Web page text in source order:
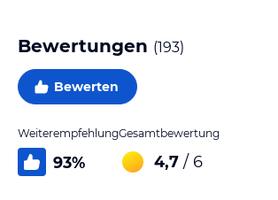
Bewertungen (193)
Bewerten
Weiterempfehlung
93%
Gesamtbewertung
4,7 / 6